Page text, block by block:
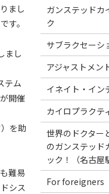
まし
す。
まし
テム
開催
を助
難易
シス
ガンステッドカ
ク
サブラクセーシ
アジャストメン
イネイト・イン
カイロプラクテ
世界のドクター
のガンステッド
ック！（名古屋
For foreigners